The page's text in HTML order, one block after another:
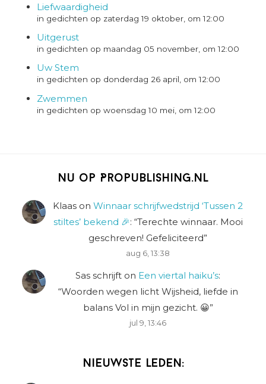
Liefwaardigheid
in gedichten op zaterdag 19 oktober, om 12:00
Uitgerust
in gedichten op maandag 05 november, om 12:00
Uw Stem
in gedichten op donderdag 26 april, om 12:00
Zwemmen
in gedichten op woensdag 10 mei, om 12:00
Nu op Propublishing.nl
Klaas on Winnaar schrijfwedstrijd ‘Tussen 2
stiltes’ bekend 🎉: “Terechte winnaar. Mooi
geschreven! Gefeliciteerd”
aug 6, 13:38
Sas schrijft on Een viertal haiku’s:
“Woorden wegen licht Wijsheid, liefde in
balans Vol in mijn gezicht. 😀”
jul 9, 13:46
Nieuwste leden: